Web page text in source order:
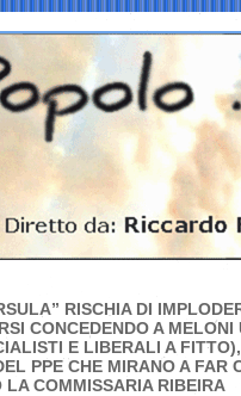
RISCHIA DI
CONCEDENDO A MELONI
E LIBERALI A
PPE CHE MIRANO A FAR
LA COMMISSARIA RIBEIRA